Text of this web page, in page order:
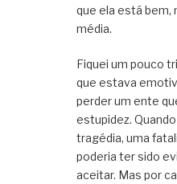
que ela está bem,
média.
Fiquei um pouco
que estava
perder um ente
estupidez.
tragédia, uma
poderia ter sido
aceitar. Mas por